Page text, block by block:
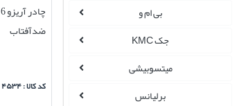
بی ام و
جک KMC
میتسوبیشی
برلیانس
ضدآفتاب
کد کالا : ۴۵۳۴